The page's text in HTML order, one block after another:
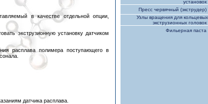
в качестве отдельной опции,
экструзионную установку датчиком
расплава полимера поступающего в
датчика расплава.
установок
Пресс червячный (экструдер)
Узлы вращения для кольцевых
экструзионных головок
Фильерная паста